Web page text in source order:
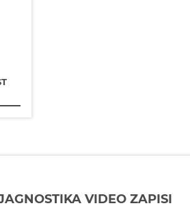
VIDEO ZAPISI